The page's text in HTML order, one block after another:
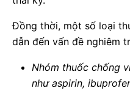
Đồng thời, một số loại
dẫn đến vấn đề nghiêm
Nhóm thuốc chống
như aspirin,